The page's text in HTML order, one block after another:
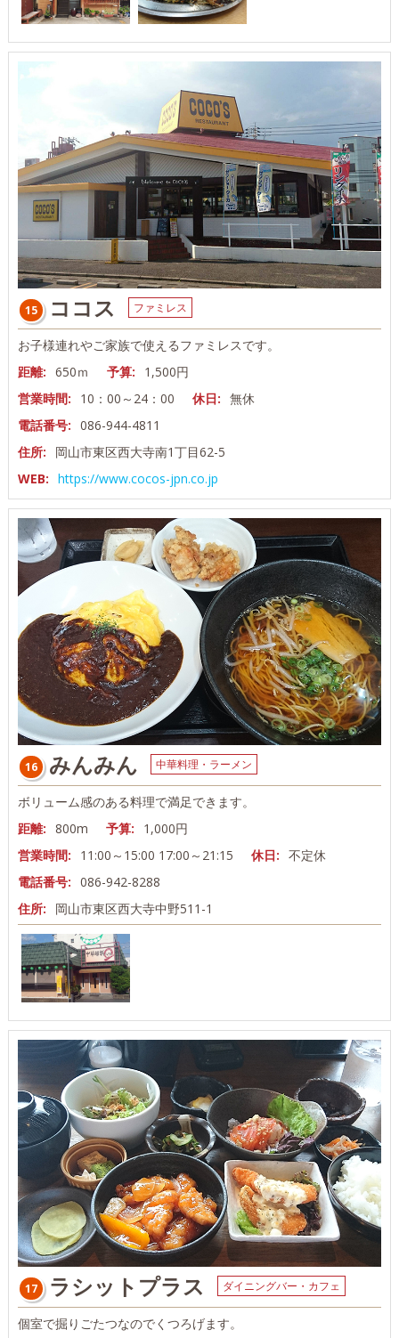
15 ココス ファミレス
お子様連れやご家族で使えるファミレスです。
距離: 650ｍ 予算:
1,500円
営業時間:
10：00～24：00 休日: 無休
電話番号: 086-944-4811
住所:
岡山市東区西大寺南1丁目62-5
WEB: https://www.cocos-jpn.co.jp
16 みんみん 中華料理・ラーメン
ボリューム感のある料理で満足できます。
距離: 800m 予算:
1,000円
営業時間:
11:00～15:00 17:00～21:15 休日: 不定休
電話番号: 086-942-8288
住所:
岡山市東区西大寺中野511-1
17 ラシットプラス ダイニングバー・カフェ
個室で掘りごたつなのでくつろげます。